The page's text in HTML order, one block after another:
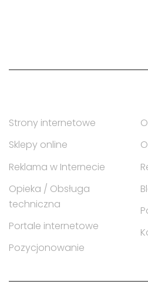
Strony internetowe
Sklepy online
Reklama w Internecie
Opieka / Obsługa
techniczna
Portale internetowe
Pozycjonowanie